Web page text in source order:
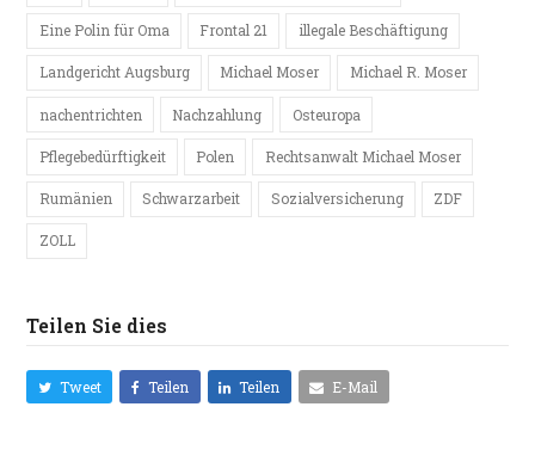
Eine Polin für Oma Frontal 21 illegale Beschäftigung
Landgericht Augsburg Michael Moser Michael R. Moser
nachentrichten Nachzahlung Osteuropa
Pflegebedürftigkeit Polen Rechtsanwalt Michael Moser
Rumänien Schwarzarbeit Sozialversicherung ZDF
ZOLL
Teilen Sie dies
Tweet Teilen Teilen E-Mail